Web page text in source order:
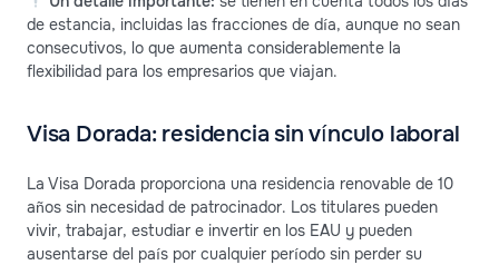
de estancia, incluidas las fracciones de día, aunque no sean
consecutivos, lo que aumenta considerablemente la
flexibilidad para los empresarios que viajan.
Visa Dorada: residencia sin vínculo laboral
La Visa Dorada proporciona una residencia renovable de 10
años sin necesidad de patrocinador. Los titulares pueden
vivir, trabajar, estudiar e invertir en los EAU y pueden
ausentarse del país por cualquier período sin perder su